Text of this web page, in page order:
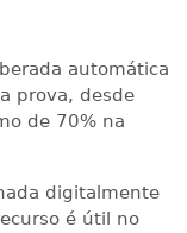
automática
prova, desde
de 70% na
digitalmente
é útil no